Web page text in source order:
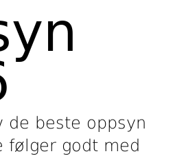
de beste oppsyn
følger godt med